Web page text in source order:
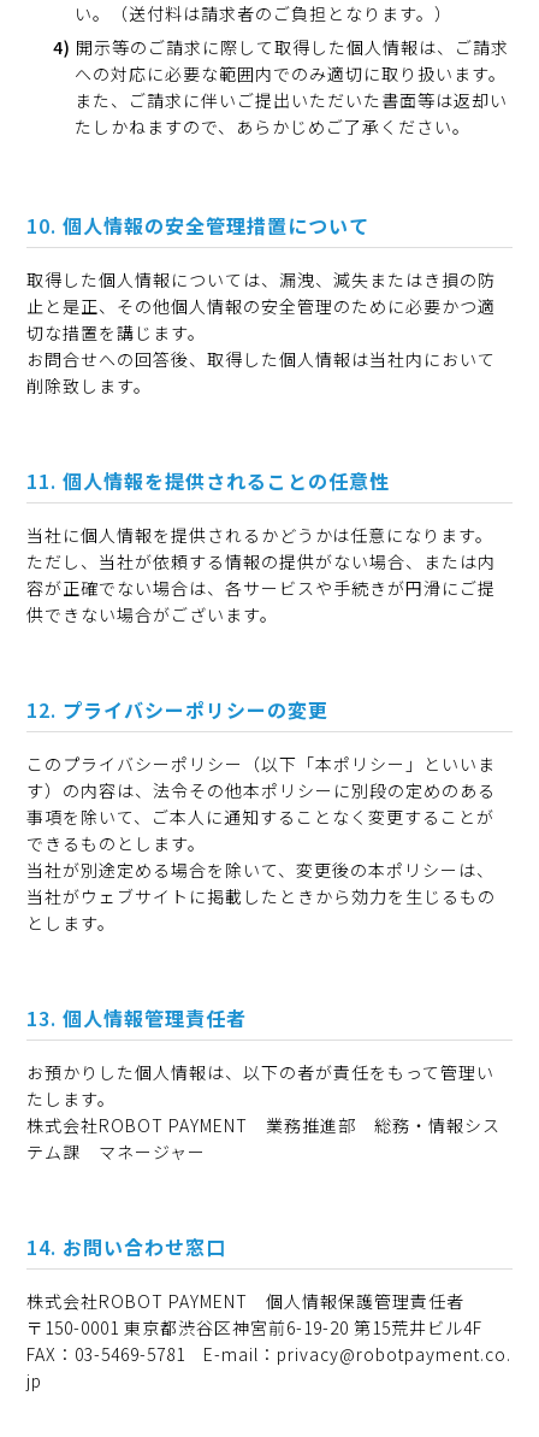
い。（送付料は請求者のご負担となります。）
開示等のご請求に際して取得した個人情報は、ご請求
への対応に必要な範囲内でのみ適切に取り扱います。
また、ご請求に伴いご提出いただいた書面等は返却い
たしかねますので、あらかじめご了承ください。
個人情報の安全管理措置について
取得した個人情報については、漏洩、減失またはき損の防
止と是正、その他個人情報の安全管理のために必要かつ適
切な措置を講じます。
お問合せへの回答後、取得した個人情報は当社内において
削除致します。
個人情報を提供されることの任意性
当社に個人情報を提供されるかどうかは任意になります。
ただし、当社が依頼する情報の提供がない場合、または内
容が正確でない場合は、各サービスや手続きが円滑にご提
供できない場合がございます。
プライバシーポリシーの変更
このプライバシーポリシー（以下「本ポリシー」といいま
す）の内容は、法令その他本ポリシーに別段の定めのある
事項を除いて、ご本人に通知することなく変更することが
できるものとします。
当社が別途定める場合を除いて、変更後の本ポリシーは、
当社がウェブサイトに掲載したときから効力を生じるもの
とします。
個人情報管理責任者
お預かりした個人情報は、以下の者が責任をもって管理い
たします。
株式会社ROBOT PAYMENT 業務推進部 総務・情報シス
テム課 マネージャー
お問い合わせ窓口
株式会社ROBOT PAYMENT 個人情報保護管理責任者
〒150-0001 東京都渋谷区神宮前6-19-20 第15荒井ビル4F
FAX：03-5469-5781 E-mail：privacy@robotpayment.co.
jp